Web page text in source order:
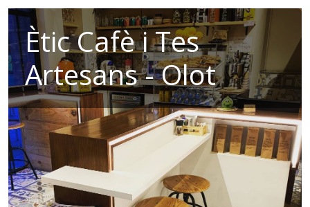
Ètic Cafè i Tes
Artesans - Olot